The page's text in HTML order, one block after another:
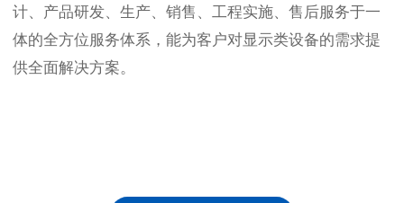
计、产品研发、生产、销售、工程实施、售后服务于一
体的全方位服务体系，能为客户对显示类设备的需求提
供全面解决方案。